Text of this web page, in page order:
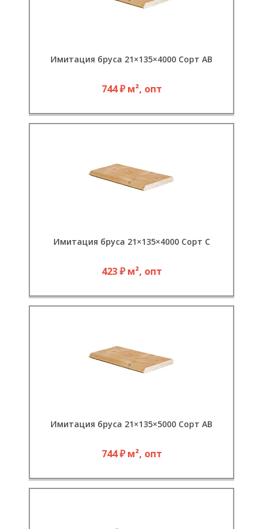
Имитация бруса 21×135×4000 Сорт АВ
744 ₽ м², опт
Имитация бруса 21×135×4000 Сорт С
423 ₽ м², опт
Имитация бруса 21×135×5000 Сорт АВ
744 ₽ м², опт